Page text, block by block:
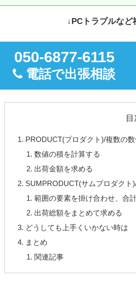
↓PCトラブルなど
050-6877-6115
電話で出張相談
PRODUCT(プロダクト)/複数の
数値の積を計算する
出荷金額を求める
SUMPRODUCT(サムプロダクト
範囲の要素を掛け合わせ、合
出荷総額をまとめて求める
どうしても上手くいかない時は
まとめ
関連記事